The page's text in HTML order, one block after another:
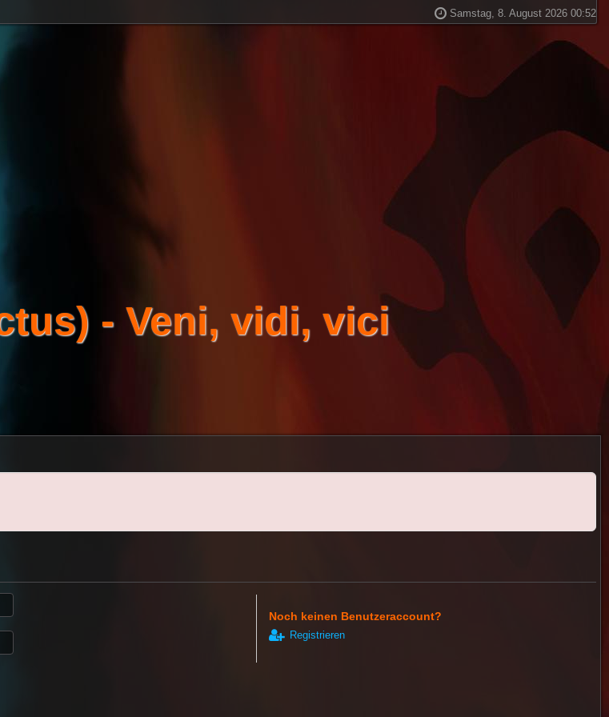
Samstag, 8. August 2026 00:52
- Veni, vidi, vici
Noch keinen Benutzeraccount?
Registrieren